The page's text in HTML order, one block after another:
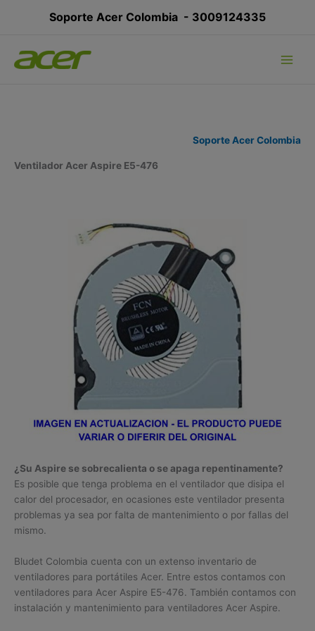
Soporte Acer Colombia - 3009124335
Soporte Acer Colombia
Ventilador Acer Aspire E5-476
¿Su Aspire se sobrecalienta o se apaga repentinamente?
Es posible que tenga problema en el ventilador que disipa el
calor del procesador, en ocasiones este ventilador presenta
problemas ya sea por falta de mantenimiento o por fallas del
mismo.
Bludet Colombia cuenta con un extenso inventario de
ventiladores para portátiles Acer. Entre estos contamos con
ventiladores para Acer Aspire E5-476. También contamos con
instalación y mantenimiento para ventiladores Acer Aspire.